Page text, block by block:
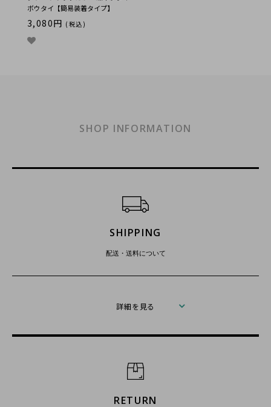
ボウタイ【簡易装着タイプ】
3,080円 (税込)
SHOP INFORMATION
ショッピングガイド
SHIPPING
配送・送料について
詳細を見る
RETURN